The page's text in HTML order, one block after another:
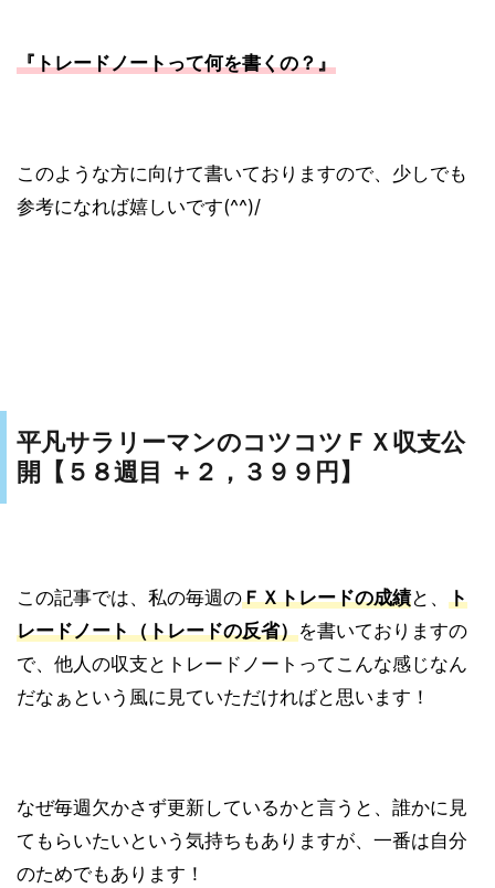
『トレードノートって何を書くの？』
このような方に向けて書いておりますので、少しでも
参考になれば嬉しいです(^^)/
平凡サラリーマンのコツコツＦＸ収支公
開【５８週目 ＋２，３９９円】
この記事では、私の毎週のＦＸトレードの成績と、 ト
レードノート（トレードの反省）を書いておりますの
で、他人の収支とトレードノートってこんな感じなん
だなぁという風に見ていただければと思います！
なぜ毎週欠かさず更新しているかと言うと、誰かに見
てもらいたいという気持ちもありますが、一番は自分
のためでもあります！